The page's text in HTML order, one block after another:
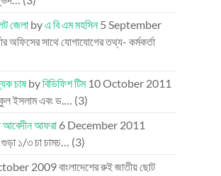
জেলা byএ বি এম মহসিন 5 September
অফিসের সাথে যোগাযোগের তথ্য- কর্মকর্তা
চাষbyবিডিফিশ টিম 10 October 2011
ইসলাম এবং ড.… (3)
আবেদীন আফরা 6 December 2011
১/৩ চা চামচ… (3)
2009বাংলাদেশের রুই জাতীয় ছোট